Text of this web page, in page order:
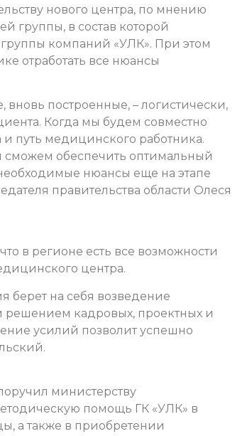
нового центра, по мнению
группы, в состав которой
компаний «УЛК». При этом
отработать все нюансы
построенные, – логистически,
Когда мы будем совместно
и путь медицинского работника.
сможем обеспечить оптимальный
нюансы еще на этапе
правительства области Олеся
в регионе есть все возможности
центра.
берет на себя возведение
решением кадровых, проектных и
усилий позволит успешно
министерству
помощь ГК «УЛК» в
а также в приобретении